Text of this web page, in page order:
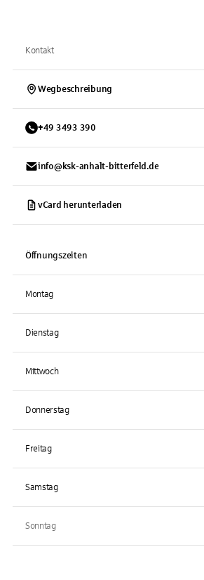
Kontakt
Wegbeschreibung
+49 3493 390
info@ksk-anhalt-bitterfeld.de
vCard herunterladen
Öffnungszeiten
Montag
Dienstag
Mittwoch
Donnerstag
Freitag
Samstag
Sonntag